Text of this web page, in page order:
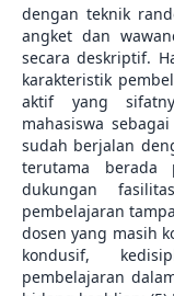
dengan teknik
angket dan
secara deskriptif.
karakteristik
aktif yang
mahasiswa
sudah berjalan
terutama berada
dukungan
pembelajaran
dosen yang masih
kondusif,
pembelajaran